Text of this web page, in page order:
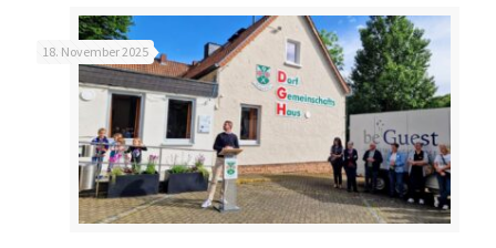
18. November 2025